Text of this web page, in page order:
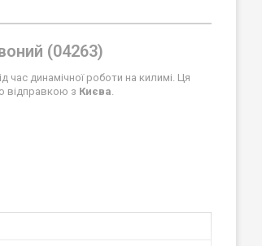
(04263)
динамічної роботи на килимі. Ця
відправкою з Києва.